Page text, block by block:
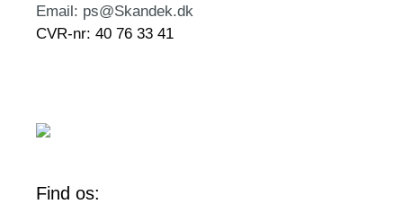
Email: ps@Skandek.dk
CVR-nr: 40 76 33 41
Find os: